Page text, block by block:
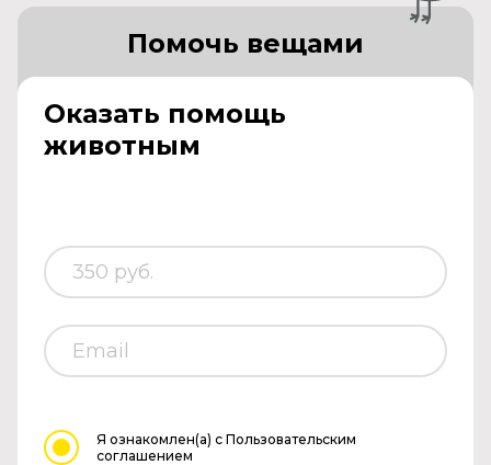
Оказать помощь
животным
Помочь вещами
Я ознакомлен(а) с Пользовательским
соглашением